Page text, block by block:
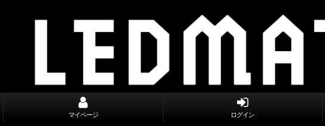
マイページ ログイン